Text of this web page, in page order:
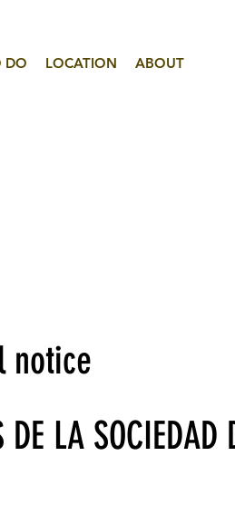
DO LOCATION ABOUT
notice
DE LA SOCIEDAD